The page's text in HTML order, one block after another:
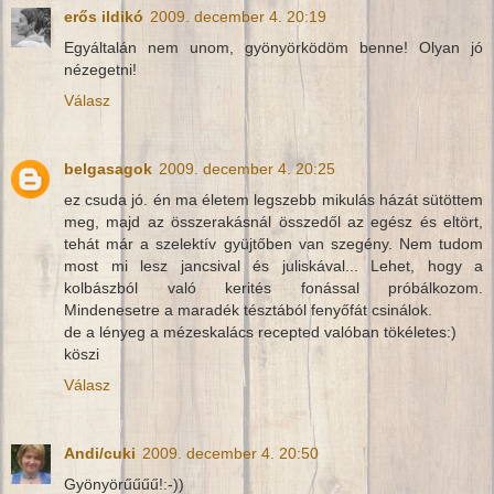
erős ildikó 2009. december 4. 20:19
Egyáltalán nem unom, gyönyörködöm benne! Olyan jó
nézegetni!
Válasz
belgasagok 2009. december 4. 20:25
ez csuda jó. én ma életem legszebb mikulás házát sütöttem
meg, majd az összerakásnál összedől az egész és eltört,
tehát már a szelektív gyüjtőben van szegény. Nem tudom
most mi lesz jancsival és juliskával... Lehet, hogy a
kolbászból való kerités fonással próbálkozom.
Mindenesetre a maradék tésztából fenyőfát csinálok.
de a lényeg a mézeskalács recepted valóban tökéletes:)
köszi
Válasz
Andi/cuki 2009. december 4. 20:50
Gyönyörűűűű!:-))